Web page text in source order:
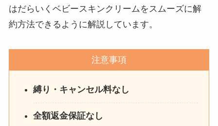
はだらいくベビースキンクリームをスムーズに解
約方法できるように解説しています。
注意事項
縛り・キャンセル料なし
全額返金保証なし